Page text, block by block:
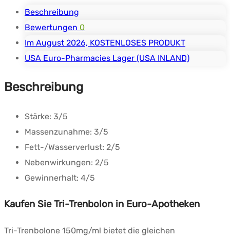
Beschreibung
Bewertungen 0
Im August 2026, KOSTENLOSES PRODUKT
USA Euro-Pharmacies Lager (USA INLAND)
Beschreibung
Stärke: 3/5
Massenzunahme: 3/5
Fett-/Wasserverlust: 2/5
Nebenwirkungen: 2/5
Gewinnerhalt: 4/5
Kaufen Sie Tri-Trenbolon in Euro-Apotheken
Tri-Trenbolone 150mg/ml bietet die gleichen